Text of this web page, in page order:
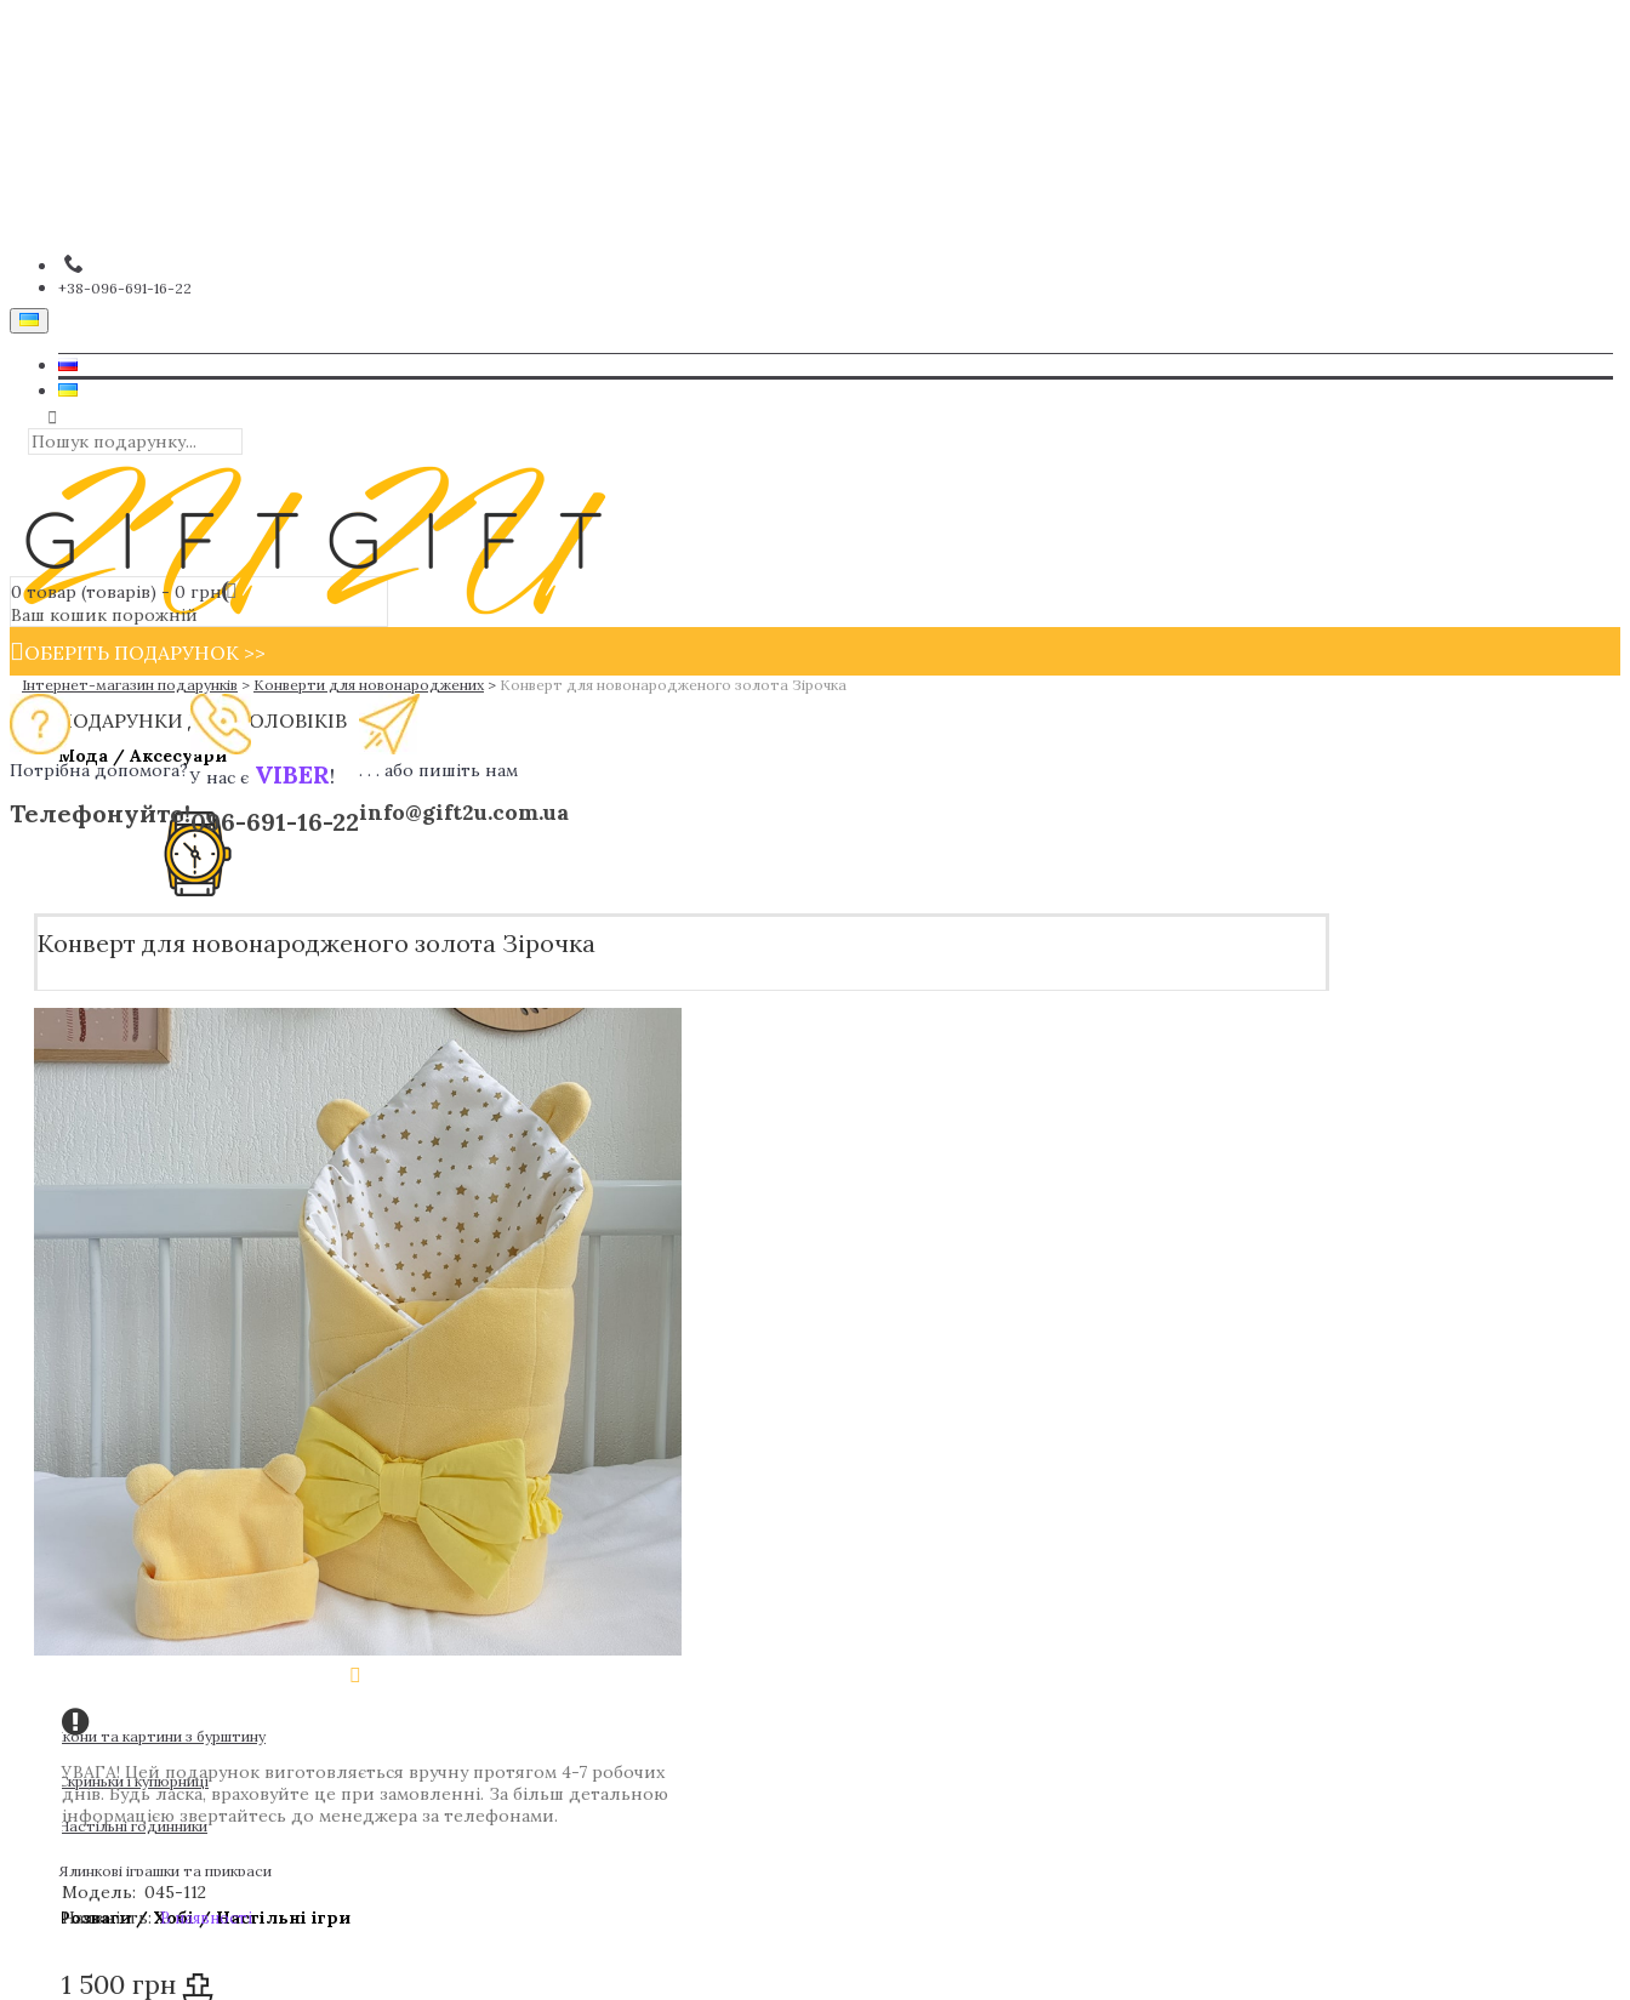
+38-096-691-16-22
0 товар (товарів) - 0 грн
Ваш кошик порожній
ОБЕРІТЬ ПОДАРУНОК >>
ПОДАРУНКИ ДЛЯ ЧОЛОВІКІВ
Мода / Аксесуари
Дизайнерськи ручки
Чоловічі наручні годинники
Набори для письма та каліграфії
Чохли та футляри
Обкладинки та папки для документів, візитниці
Гаманці, портмоне і клатчі
Зошити та щоденники
Ремені
Дизайн / Інтер'єр / Декор
Ікони та картини з бурштину
Скриньки і купюрниці
Настільні годинники
Ялинкові іграшки та прикраси
Розваги / Хобі / Настільні ігри
Інтернет-магазин подарунків > Конверти для новонароджених > Конверт для новонародженого золота Зірочка
Потрібна допомога?
Телефонуйте!
У нас є VIBER!
096-691-16-22
. . . або пишіть нам
info@gift2u.com.ua
Конверт для новонародженого золота Зірочка
УВАГА! Цей подарунок виготовляється вручну протягом 4-7 робочих
днів. Будь ласка, враховуйте це при замовленні. За більш детальною
інформацією звертайтесь до менеджера за телефонами.
Модель: 045-112
Наявність: В наявності
1 500 грн